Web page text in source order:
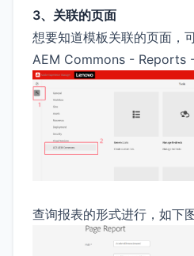
3、关联的页面
想要知道模板关联的页面，
AEM Commons - Reports
查询报表的形式进行，如下